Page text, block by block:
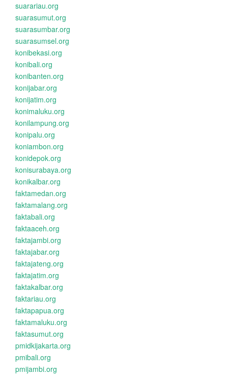
suarariau.org
suarasumut.org
suarasumbar.org
suarasumsel.org
konibekasi.org
konibali.org
konibanten.org
konijabar.org
konijatim.org
konimaluku.org
konilampung.org
konipalu.org
koniambon.org
konidepok.org
konisurabaya.org
konikalbar.org
faktamedan.org
faktamalang.org
faktabali.org
faktaaceh.org
faktajambi.org
faktajabar.org
faktajateng.org
faktajatim.org
faktakalbar.org
faktariau.org
faktapapua.org
faktamaluku.org
faktasumut.org
pmidkijakarta.org
pmibali.org
pmijambi.org